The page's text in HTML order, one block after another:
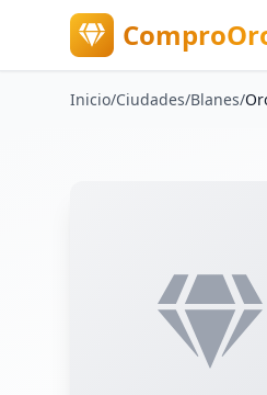
Inicio/Ciudades/Blanes/